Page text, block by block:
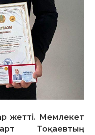
жетті. Мемлекет
Тоқаевтың